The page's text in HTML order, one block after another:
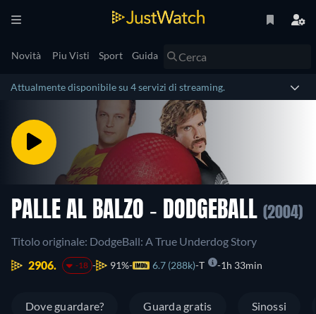
Novità Piu Visti Sport Guida
Attualmente disponibile su 4 servizi di streaming.
PALLE AL BALZO - DODGEBALL (2004)
Titolo originale: DodgeBall: A True Underdog Story
2906.
-18 91% 6.7 (288k) T 1h 33min
Dove guardare? Guarda gratis Sinossi